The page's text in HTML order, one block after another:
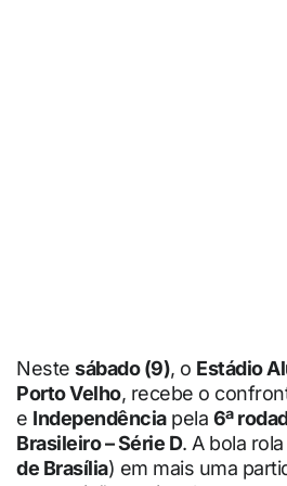
Neste sábado (9), o Estádio
Porto Velho, recebe o
e Independênciapela 6ª
Brasileiro – Série D. A bola
de Brasília) em mais uma